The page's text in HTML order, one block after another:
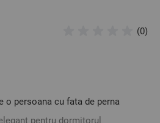
(0)
o persoana cu fata de perna
pentru dormitorul